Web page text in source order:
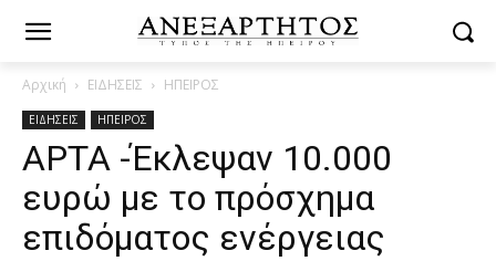
Αρχική ΕΙΔΗΣΕΙΣ ΗΠΕΙΡΟΣ
ΕΙΔΗΣΕΙΣ ΗΠΕΙΡΟΣ
ΑΡΤΑ -Έκλεψαν 10.000
ευρώ με το πρόσχημα
επιδόματος ενέργειας